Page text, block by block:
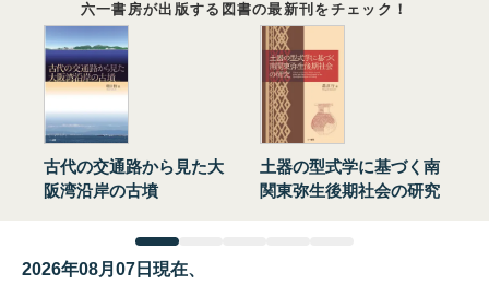
六一書房が出版する図書の最新刊をチェック！
古代の交通路から見た大
阪湾沿岸の古墳
土器の型式学に基づく南
関東弥生後期社会の研究
2026年08月07日現在、